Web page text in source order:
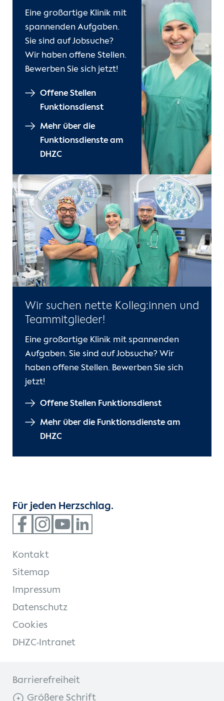
Eine großartige Klinik mit
spannenden Aufgaben.
Sie sind auf Jobsuche?
Wir haben offene Stellen.
Bewerben Sie sich jetzt!
Offene Stellen
Funktionsdienst
Mehr über die
Funktionsdienste am
DHZC
Wir suchen nette Kolleg:innen und
Teammitglieder!
Eine großartige Klinik mit spannenden
Aufgaben. Sie sind auf Jobsuche? Wir
haben offene Stellen. Bewerben Sie sich
jetzt!
Offene Stellen Funktionsdienst
Mehr über die Funktionsdienste am
DHZC
Für jeden Herzschlag.
Kontakt
Sitemap
Impressum
Datenschutz
Cookies
DHZC-Intranet
Barrierefreiheit
Größere Schrift